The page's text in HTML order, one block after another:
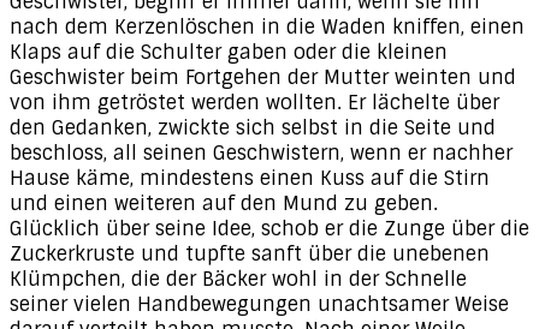
nach dem Kerzenlöschen in die Waden kniffen, einen
Klaps auf die Schulter gaben oder die kleinen
Geschwister beim Fortgehen der Mutter weinten und
von ihm getröstet werden wollten. Er lächelte über
den Gedanken, zwickte sich selbst in die Seite und
beschloss, all seinen Geschwistern, wenn er nachher
Hause käme, mindestens einen Kuss auf die Stirn
und einen weiteren auf den Mund zu geben.
Glücklich über seine Idee, schob er die Zunge über die
Zuckerkruste und tupfte sanft über die unebenen
Klümpchen, die der Bäcker wohl in der Schnelle
seiner vielen Handbewegungen unachtsamer Weise